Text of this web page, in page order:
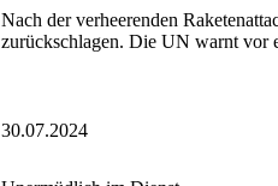
Nach der verheerenden
zurückschlagen. Die UN warnt vor
30.07.2024